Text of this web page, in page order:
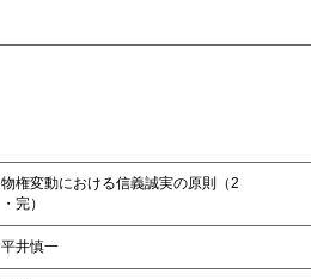
物権変動における信義誠実の原則（2
・完）
平井慎一